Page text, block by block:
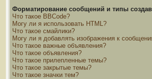
Форматирование сообщений и типы
Что такое BBCode?
Могу ли я использовать HTML?
Что такое смайлики?
Могу ли я добавлять изображения к
Что такое важные объявления?
Что такое объявления?
Что такое прилепленные темы?
Что такое закрытые темы?
Что такое значки тем?